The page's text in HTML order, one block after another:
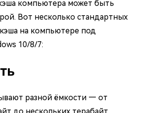
компьютера может быть
Вот несколько стандартных
на компьютере под
10/8/7:
разной ёмкости — от
до нескольких терабайт.